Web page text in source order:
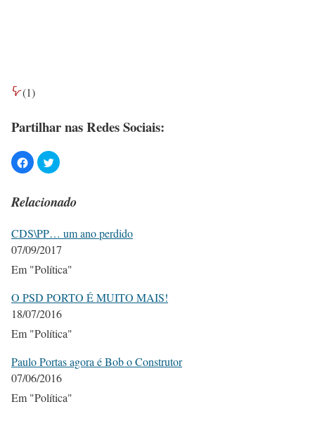
(1)
Partilhar nas Redes Sociais:
Relacionado
CDS\PP… um ano perdido
07/09/2017
Em "Política"
O PSD PORTO É MUITO MAIS!
18/07/2016
Em "Política"
Paulo Portas agora é Bob o Construtor
07/06/2016
Em "Política"